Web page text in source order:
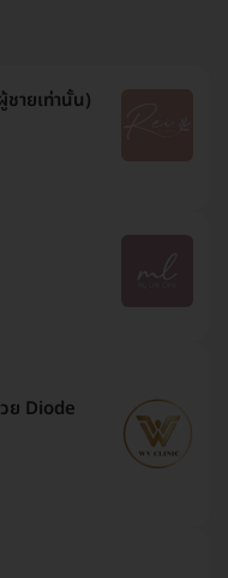
ายเท่านั้น)
ย Diode